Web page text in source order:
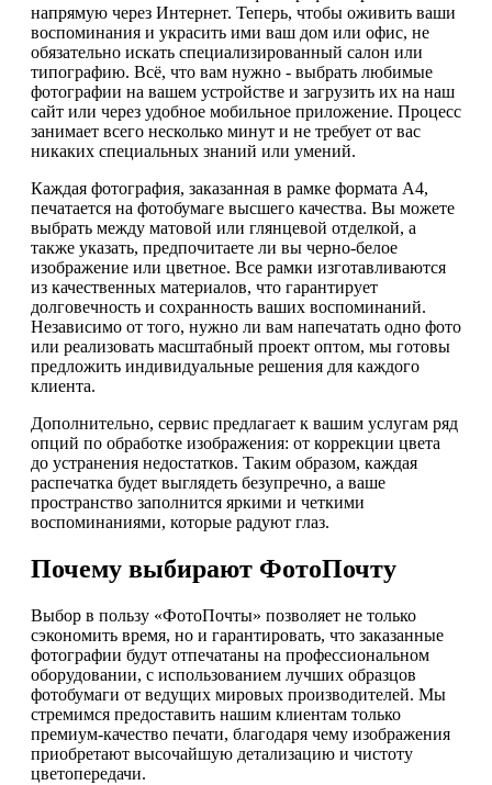
напрямую через Интернет. Теперь, чтобы оживить ваши
воспоминания и украсить ими ваш дом или офис, не
обязательно искать специализированный салон или
типографию. Всё, что вам нужно - выбрать любимые
фотографии на вашем устройстве и загрузить их на наш
сайт или через удобное мобильное приложение. Процесс
занимает всего несколько минут и не требует от вас
никаких специальных знаний или умений.
Каждая фотография, заказанная в рамке формата А4,
печатается на фотобумаге высшего качества. Вы можете
выбрать между матовой или глянцевой отделкой, а
также указать, предпочитаете ли вы черно-белое
изображение или цветное. Все рамки изготавливаются
из качественных материалов, что гарантирует
долговечность и сохранность ваших воспоминаний.
Независимо от того, нужно ли вам напечатать одно фото
или реализовать масштабный проект оптом, мы готовы
предложить индивидуальные решения для каждого
клиента.
Дополнительно, сервис предлагает к вашим услугам ряд
опций по обработке изображения: от коррекции цвета
до устранения недостатков. Таким образом, каждая
распечатка будет выглядеть безупречно, а ваше
пространство заполнится яркими и четкими
воспоминаниями, которые радуют глаз.
Почему выбирают ФотоПочту
Выбор в пользу «ФотоПочты» позволяет не только
сэкономить время, но и гарантировать, что заказанные
фотографии будут отпечатаны на профессиональном
оборудовании, с использованием лучших образцов
фотобумаги от ведущих мировых производителей. Мы
стремимся предоставить нашим клиентам только
премиум-качество печати, благодаря чему изображения
приобретают высочайшую детализацию и чистоту
цветопередачи.